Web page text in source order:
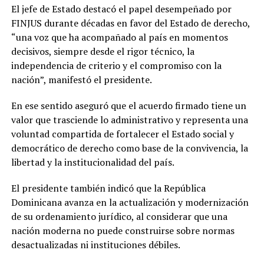
El jefe de Estado destacó el papel desempeñado por
FINJUS durante décadas en favor del Estado de derecho,
“una voz que ha acompañado al país en momentos
decisivos, siempre desde el rigor técnico, la
independencia de criterio y el compromiso con la
nación”, manifestó el presidente.
En ese sentido aseguró que el acuerdo firmado tiene un
valor que trasciende lo administrativo y representa una
voluntad compartida de fortalecer el Estado social y
democrático de derecho como base de la convivencia, la
libertad y la institucionalidad del país.
El presidente también indicó que la República
Dominicana avanza en la actualización y modernización
de su ordenamiento jurídico, al considerar que una
nación moderna no puede construirse sobre normas
desactualizadas ni instituciones débiles.